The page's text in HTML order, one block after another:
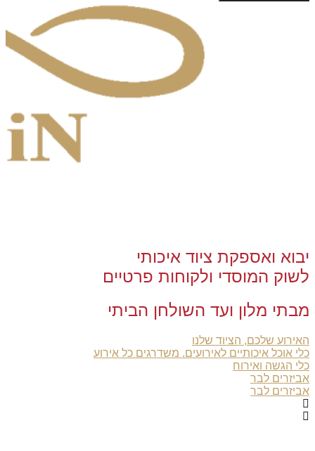
יבוא ואספקת ציוד איכותי
לשוק המוסדי ולקוחות פרטיים
מבתי מלון ועד השולחן הביתי
האירוע שלכם, הציוד שלנו
כלי אוכל איכותיים לאירועים. משדרגים כל אירוע
כלי הגשה ואירוח
אביזרים לבר
אביזרים לבר